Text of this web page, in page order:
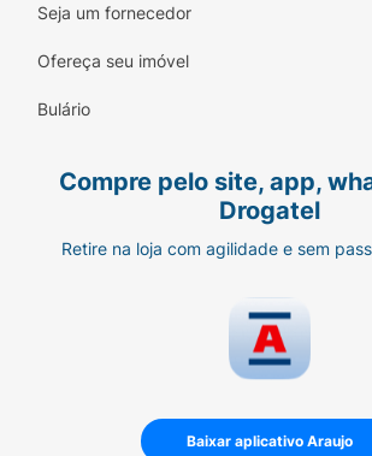
Seja um fornecedor
Ofereça seu imóvel
Bulário
Compre pelo site, app,
Drogatel
Retire na loja com agilidade e sem
Baixar aplicativo Araujo